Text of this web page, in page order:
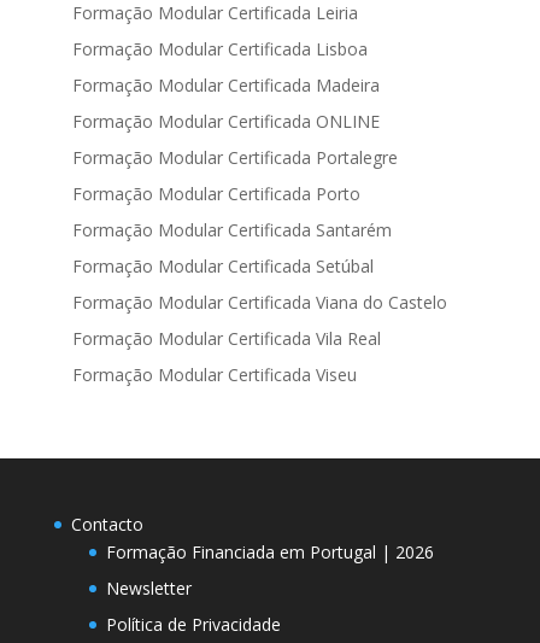
Formação Modular Certificada Leiria
Formação Modular Certificada Lisboa
Formação Modular Certificada Madeira
Formação Modular Certificada ONLINE
Formação Modular Certificada Portalegre
Formação Modular Certificada Porto
Formação Modular Certificada Santarém
Formação Modular Certificada Setúbal
Formação Modular Certificada Viana do Castelo
Formação Modular Certificada Vila Real
Formação Modular Certificada Viseu
Contacto
Formação Financiada em Portugal | 2026
Newsletter
Política de Privacidade